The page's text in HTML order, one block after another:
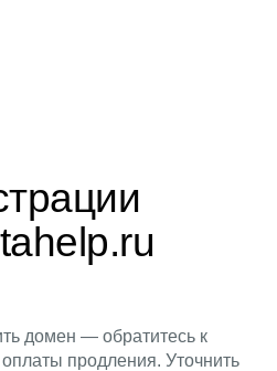
домен — обратитесь к
продления. Уточнить